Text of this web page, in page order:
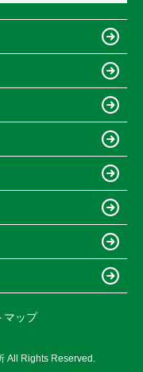
マップ
All Rights Reserved.